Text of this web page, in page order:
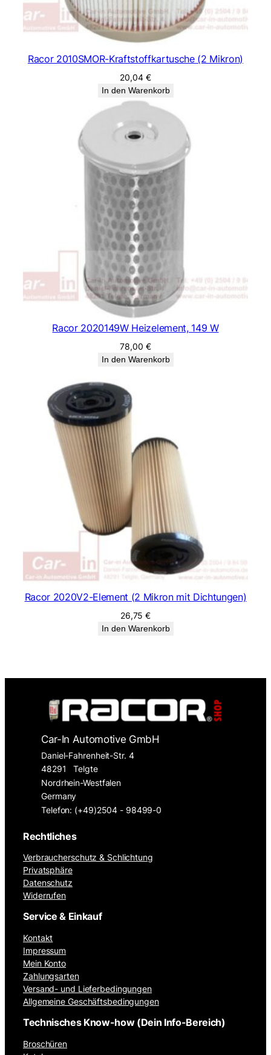
Racor 2010SMOR-Kraftstoffkartusche (2 Mikron)
20,04 €
In den Warenkorb
Racor 2020149W Heizelement, 149 W
78,00 €
In den Warenkorb
Racor 2020V2-Element (2 Mikron mit Dichtungen)
26,75€
In den Warenkorb
Car-In Automotive GmbH
Daniel-Fahrenheit-Str. 4
48291
Telgte
Nordrhein-Westfalen
Germany
Telefon: (+49)2504 - 98499-0
Rechtliches
Verbraucherschutz & Schlichtung
Privatsphäre
Datenschutz
Widerrufen
Service & Einkauf
Kontakt
Impressum
Mein Konto
Zahlungsarten
Versand- und Lieferbedingungen
Allgemeine Geschäftsbedingungen
Technisches Know-how (Dein Info-Bereich)
Broschüren